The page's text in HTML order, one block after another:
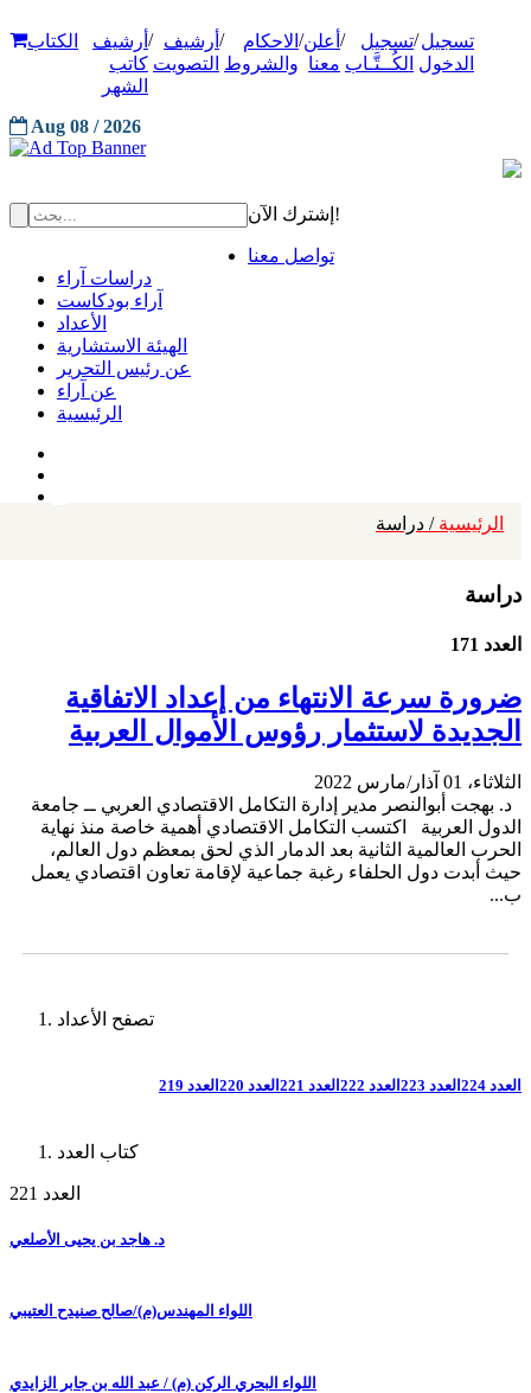
تسجيل
الدخول
/تسجيل
الكُــتَّـاب
/ أعلن
معنا
/ الاحكام
والشروط
/ أرشيف
التصويت
/ أرشيف
كاتب
الشهر
الكتاب
Aug 08 / 2026
إشترك الآن!
تواصل معنا
دراسات آراء
آراء بودكاست
الأعداد
الهيئة الاستشارية
عن رئيس التحرير
عن آراء
الرئيسية
الرئيسية / دراسة
دراسة
العدد 171
ضرورة سرعة الانتهاء من إعداد الاتفاقية
الجديدة لاستثمار رؤوس الأموال العربية
الثلاثاء، 01 آذار/مارس 2022
د. بهجت أبوالنصر مدير إدارة التكامل الاقتصادي العربي ــ جامعة
الدول العربية اكتسب التكامل الاقتصادي أهمية خاصة منذ نهاية
الحرب العالمية الثانية بعد الدمار الذي لحق بمعظم دول العالم،
حيث أبدت دول الحلفاء رغبة جماعية لإقامة تعاون اقتصادي يعمل
ب...
تصفح الأعداد
العدد 224 العدد 223 العدد 222 العدد 221 العدد 220 العدد 219
كتاب العدد
العدد 221
د. هاجد بن يحيى الأصلعي
اللواء المهندس(م)/صالح صنيدح العتيبي
اللواء البحري الركن (م) / عبد الله بن جابر الزايدي